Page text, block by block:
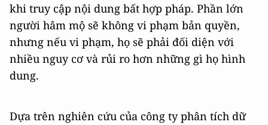
khi truy cập nội dung bất hợp pháp. Phần lớn
người hâm mộ sẽ không vi phạm bản quyền,
nhưng nếu vi phạm, họ sẽ phải đối diện với
nhiều nguy cơ và rủi ro hơn những gì họ hình
dung.
Dựa trên nghiên cứu của công ty phân tích dữ